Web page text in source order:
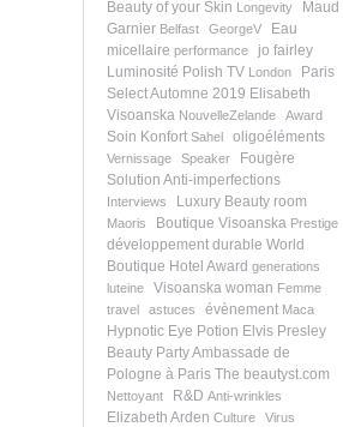
Beauty of your Skin Longevity
Maud
Garnier Belfast GeorgeV
Eau
micellaire performance
jo fairley
Luminosité Polish TV London
Paris
Select Automne 2019 Elisabeth
Visoanska NouvelleZelande Award
Soin Konfort Sahel oligoéléments
Vernissage Speaker
Fougère
Solution Anti-imperfections
Interviews Luxury Beauty room
Maoris Boutique Visoanska Prestige
développement durable World
Boutique Hotel Award generations
luteine
Visoanska woman Femme
travel
astuces évènement Maca
Hypnotic Eye Potion Elvis Presley
Beauty PartyAmbassade de
Pologne à Paris The beautyst.com
Nettoyant R&D Anti-wrinkles
Elizabeth Arden Culture Virus